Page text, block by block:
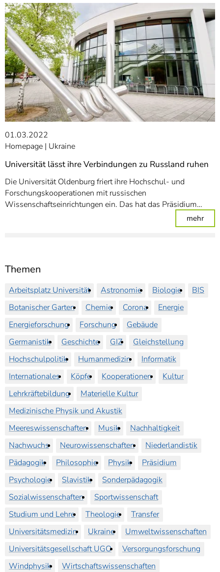
Themen
Arbeitsplatz Universität Astronomie Biologie
BIS
Botanischer Garten
Chemie Corona
Energie
Energieforschung
Forschung
Gebäude
Germanistik
Geschichte GIZ
Gleichstellung
Hochschulpolitik
Humanmedizin
Informatik
Internationales
Köpfe Kooperationen
Kultur
Lehrkräftebildung
Materielle Kultur
Medizinische Physik und Akustik
Meereswissenschaften
Musik
Nachhaltigkeit
Nachwuchs
Neurowissenschaften
Niederlandistik
Pädagogik
Philosophie Physik
Präsidium
Psychologie
Slavistik
Sonderpädagogik
Sozialwissenschaften
Sportwissenschaft
Studium und Lehre
Theologie
Transfer
Universitätsmedizin
Ukraine
Umweltwissenschaften
Universitätsgesellschaft UGO
Versorgungsforschung
Windphysik
Wirtschaftswissenschaften
01.03.2022
Homepage Ukraine
Universität lässt ihre Verbindungen zu Russland ruhen
Die Universität Oldenburg friert ihre Hochschul- und
Forschungskooperationen mit russischen
Wissenschaftseinrichtungen ein. Das hat das Präsidium…
mehr: